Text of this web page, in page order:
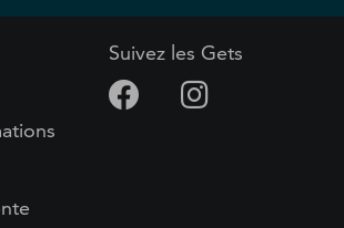
Suivez les Gets